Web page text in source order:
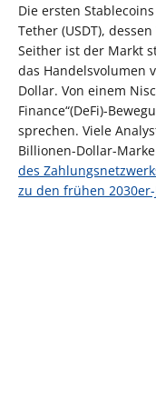
Die ersten
Tether (USDT),
Seither ist der Markt
das Handelsvolumen
Dollar. Von einem
Finance“(DeFi)-
sprechen. Viele
Billionen-Dollar-
des
zu den frühen 2030er-